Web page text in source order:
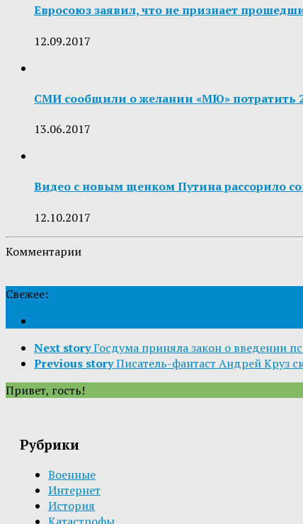
Евросоюз заявил, что не признает
12.09.2017
СМИ сообщили о желании «МЮ» потратить
13.06.2017
Видео с новым щенком Путина рассорило
12.10.2017
Комментарии
Свежее:
Next storyГосдума приняла закон о введении
Previous storyПисатель-фантаст Андрей Круз
Привет, гость!
Рубрики
Военные
Интернет
История